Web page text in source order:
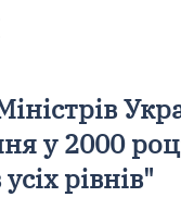
у 2000 році
рівнів"